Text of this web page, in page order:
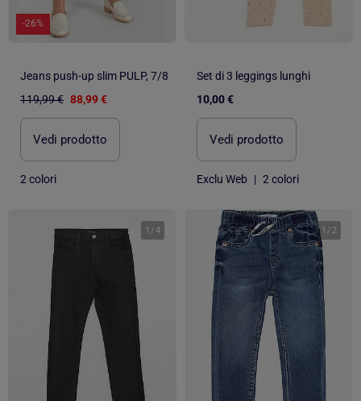
-26%
Jeans push-up slim PULP, 7/8
119,99 € 88,99 €
Vedi prodotto
2 colori
Set di 3 leggings lunghi
10,00 €
Vedi prodotto
Exclu Web | 2 colori
1 /4 1 / 2